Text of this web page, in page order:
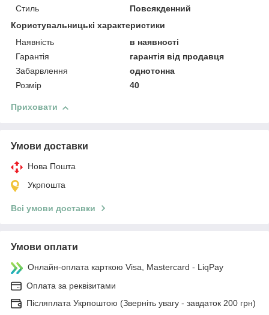
Стиль
Повсякденний
Користувальницькі характеристики
Наявність
в наявності
Гарантія
гарантія від продавця
Забарвлення
однотонна
Розмір
40
Приховати
Умови доставки
Нова Пошта
Укрпошта
Всі умови доставки
Умови оплати
Онлайн-оплата карткою Visa, Mastercard - LiqPay
Оплата за реквізитами
Післяплата Укрпоштою (Зверніть увагу - завдаток 200 грн)